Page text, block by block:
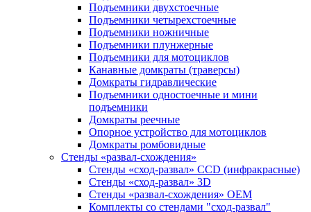
Подъемники двухстоечные
Подъемники четырехстоечные
Подъемники ножничные
Подъемники плунжерные
Подъемники для мотоциклов
Канавные домкраты (траверсы)
Домкраты гидравлические
Подъемники одностоечные и мини
подъемники
Домкраты реечные
Опорное устройство для мотоциклов
Домкраты ромбовидные
Стенды «развал-схождения»
Стенды «сход-развал» CCD (инфракрасные)
Стенды «сход-развал» 3D
Стенды «развал-схождения» ОЕМ
Комплекты со стендами "сход-развал"